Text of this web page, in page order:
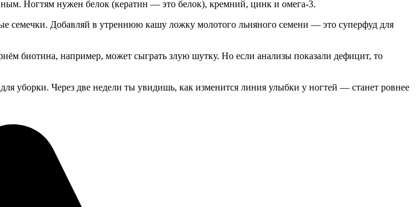
Ногтям нужен белок (кератин — это белок), кремний, цинк и омега-3.
Добавляй в утреннюю кашу ложку молотого льняного семени — это суперфуд для
биотина, например, может сыграть злую шутку. Но если анализы показали дефицит, то
уборки. Через две недели ты увидишь, как изменится линия улыбки у ногтей — станет ровнее